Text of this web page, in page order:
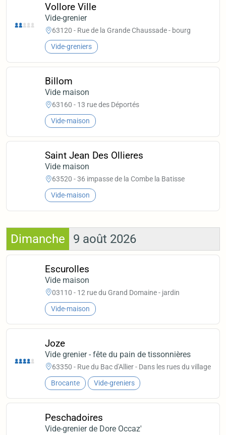
Vollore Ville
Vide-grenier
63120 - Rue de la Grande Chaussade - bourg
Vide-greniers
Billom
Vide maison
63160 - 13 rue des Déportés
Vide-maison
Saint Jean Des Ollieres
Vide maison
63520 - 36 impasse de la Combe la Batisse
Vide-maison
Dimanche 9 août 2026
Escurolles
Vide maison
03110 - 12 rue du Grand Domaine - jardin
Vide-maison
Joze
Vide grenier - fête du pain de tissonnières
63350 - Rue du Bac d'Allier - Dans les rues du village
Brocante Vide-greniers
Peschadoires
Vide-grenier de Dore Occaz'